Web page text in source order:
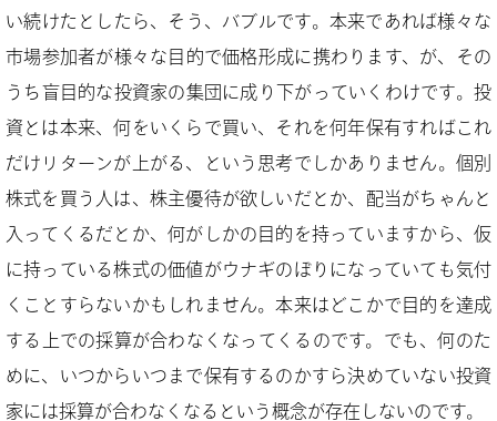
い続けたとしたら、そう、バブルです。本来であれば様々な
市場参加者が様々な目的で価格形成に携わります、が、その
うち盲目的な投資家の集団に成り下がっていくわけです。投
資とは本来、何をいくらで買い、それを何年保有すればこれ
だけリターンが上がる、という思考でしかありません。個別
株式を買う人は、株主優待が欲しいだとか、配当がちゃんと
入ってくるだとか、何がしかの目的を持っていますから、仮
に持っている株式の価値がウナギのぼりになっていても気付
くことすらないかもしれません。本来はどこかで目的を達成
する上での採算が合わなくなってくるのです。でも、何のた
めに、いつからいつまで保有するのかすら決めていない投資
家には採算が合わなくなるという概念が存在しないのです。